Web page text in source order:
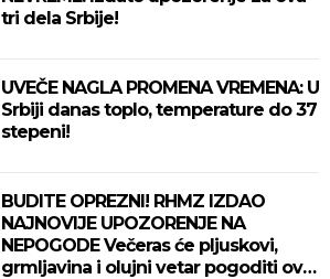
tri dela Srbije!
UVEČE NAGLA PROMENA VREMENA: U
Srbiji danas toplo, temperature do 37
stepeni!
BUDITE OPREZNI! RHMZ IZDAO
NAJNOVIJE UPOZORENJE NA
NEPOGODE Večeras će pljuskovi,
grmljavina i olujni vetar pogoditi ove